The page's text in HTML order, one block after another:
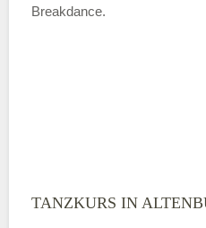
Breakdance.
TANZKURS IN